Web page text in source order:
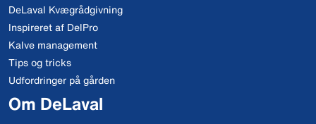
DeLaval Kvægrådgivning
Inspireret af DelPro
Kalve management
Tips og tricks
Udfordringer på gården
Om DeLaval